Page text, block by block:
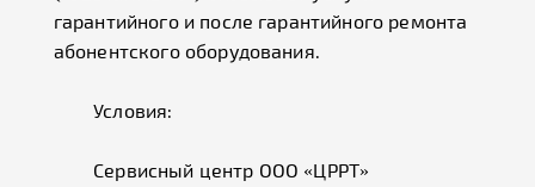
гарантийного и после гарантийного ремонта
абонентского оборудования.
Условия:
Сервисный центр ООО «ЦРРТ»